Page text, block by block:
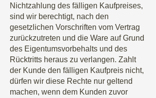
Nichtzahlung des fälligen Kaufpreises,
sind wir berechtigt, nach den
gesetzlichen Vorschriften vom Vertrag
zurückzutreten und die Ware auf Grund
des Eigentumsvorbehalts und des
Rücktritts heraus zu verlangen. Zahlt
der Kunde den fälligen Kaufpreis nicht,
dürfen wir diese Rechte nur geltend
machen, wenn dem Kunden zuvor